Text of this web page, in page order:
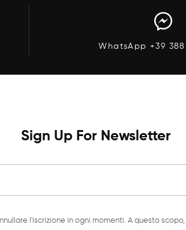
WhatsApp +39 388
Sign Up For Newsletter
l'iscrizione in ogni momenti. A questo